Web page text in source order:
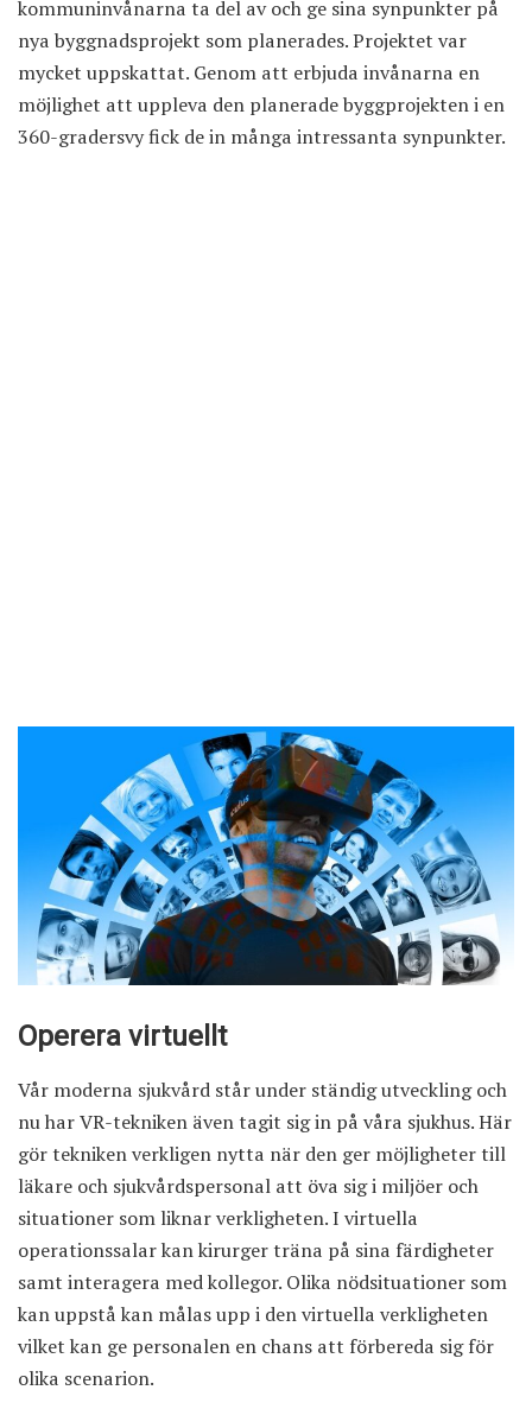
kommuninvånarna ta del av och ge sina synpunkter på
nya byggnadsprojekt som planerades. Projektet var
mycket uppskattat. Genom att erbjuda invånarna en
möjlighet att uppleva den planerade byggprojekten i en
360-gradersvy fick de in många intressanta synpunkter.
Operera virtuellt
Vår moderna sjukvård står under ständig utveckling och
nu har VR-tekniken även tagit sig in på våra sjukhus. Här
gör tekniken verkligen nytta när den ger möjligheter till
läkare och sjukvårdspersonal att öva sig i miljöer och
situationer som liknar verkligheten. I virtuella
operationssalar kan kirurger träna på sina färdigheter
samt interagera med kollegor. Olika nödsituationer som
kan uppstå kan målas upp i den virtuella verkligheten
vilket kan ge personalen en chans att förbereda sig för
olika scenarion.